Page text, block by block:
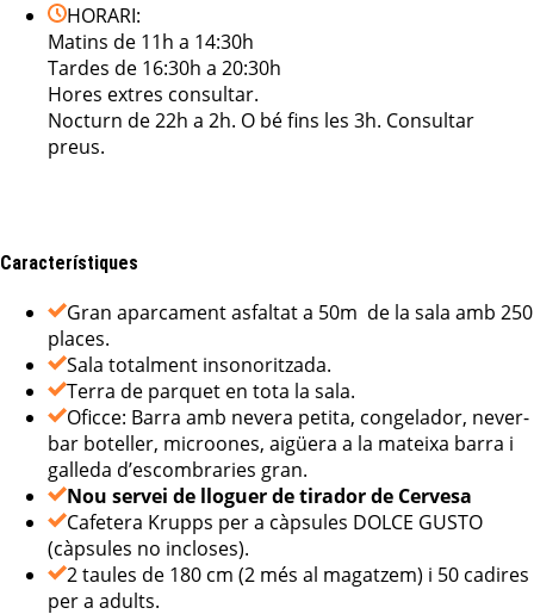
HORARI:
Matins de 11h a 14:30h
Tardes de 16:30h a 20:30h
Hores extres consultar.
Nocturn de 22h a 2h. O bé fins les 3h. Consultar
preus.
Característiques
Gran aparcament asfaltat a 50m de la sala amb 250
places.
Sala totalment insonoritzada.
Terra de parquet en tota la sala.
Oficce: Barra amb nevera petita, congelador, never-
bar boteller, microones, aigüera a la mateixa barra i
galleda d’escombraries gran.
Nou servei de lloguer de tirador de Cervesa
Cafetera Krupps per a càpsules DOLCE GUSTO
(càpsules no incloses).
2 taules de 180 cm (2 més al magatzem) i 50 cadires
per a adults.